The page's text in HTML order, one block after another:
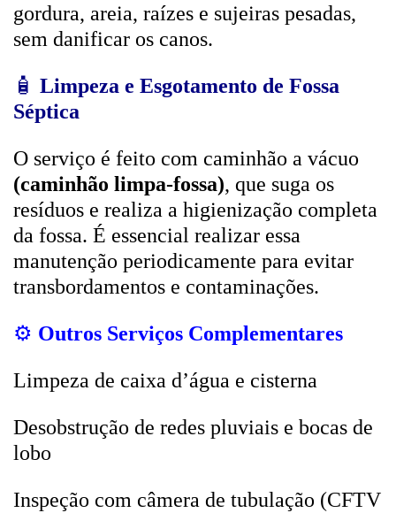
gordura, areia, raízes e sujeiras pesadas,
sem danificar os canos.
🧴 Limpeza e Esgotamento de Fossa
Séptica
O serviço é feito com caminhão a vácuo
(caminhão limpa-fossa), que suga os
resíduos e realiza a higienização completa
da fossa. É essencial realizar essa
manutenção periodicamente para evitar
transbordamentos e contaminações.
⚙️ Outros Serviços Complementares
Limpeza de caixa d’água e cisterna
Desobstrução de redes pluviais e bocas de
lobo
Inspeção com câmera de tubulação (CFTV